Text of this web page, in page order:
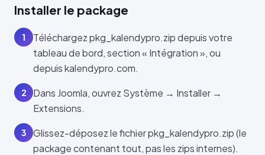
Installer le package
1
Téléchargez pkg_kalendypro.zip depuis votre
tableau de bord, section « Intégration », ou
depuis kalendypro.com.
2
Dans Joomla, ouvrez Système → Installer →
Extensions.
3
Glissez-déposez le fichier pkg_kalendypro.zip (le
package contenant tout, pas les zips internes).